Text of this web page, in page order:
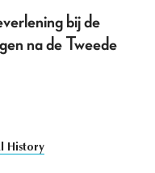
bij de
na de Tweede
History